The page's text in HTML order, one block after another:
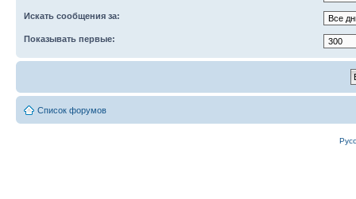
Искать сообщения за:
Показывать первые:
Список форумов